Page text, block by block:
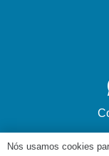
Nós usamos cookies